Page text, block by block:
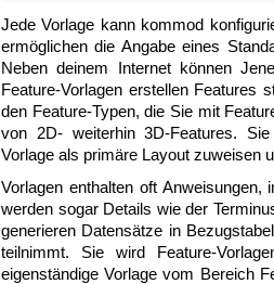
Jede Vorlage kann kommod
ermöglichen die Angabe eines
Neben deinem Internet können
Feature-Vorlagen erstellen Features
den Feature-Typen, die Sie mit
von 2D- weiterhin 3D-Features. Sie
Vorlage als primäre Layout zuweisen
Vorlagen enthalten oft
werden sogar Details wie der
generieren Datensätze in
teilnimmt. Sie wird Feature-
eigenständige Vorlage vom Bereich